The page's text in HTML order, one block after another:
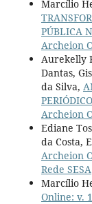
Marcílio
PÚBLICA
Archeion
Aurekelly
Dantas,
da Silva,
Archeion
Ediane
da Costa,
Archeion
Rede SESA
Marcílio
Online: v.